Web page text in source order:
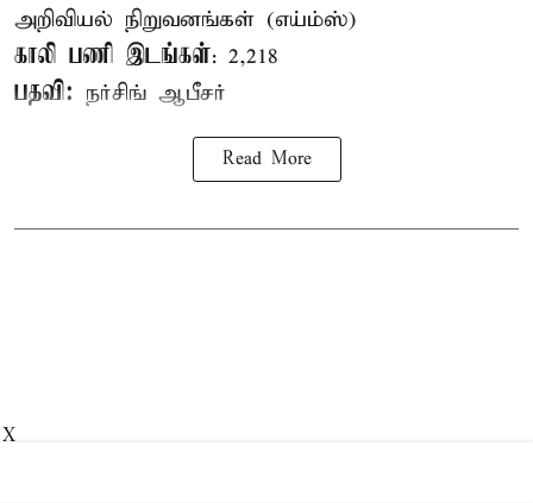
அறிவியல் நிறுவனங்கள் (எய்ம்ஸ்)
காலி பணி இடங்கள்: 2,218
பதவி: நர்சிங் ஆபீசர்
Read More
X